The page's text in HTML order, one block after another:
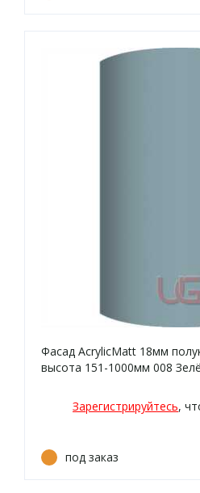
Фасад AcrylicMatt 18мм
высота 151-1000мм 008
Зарегистрируйтесь,
под заказ